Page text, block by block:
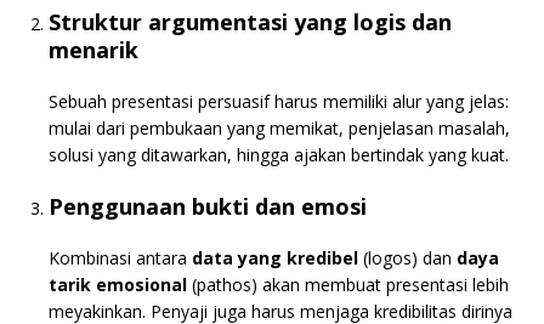
Struktur argumentasi yang logis dan
menarik
Sebuah presentasi persuasif harus memiliki alur yang jelas:
mulai dari pembukaan yang memikat, penjelasan masalah,
solusi yang ditawarkan, hingga ajakan bertindak yang kuat.
Penggunaan bukti dan emosi
Kombinasi antara data yang kredibel (logos) dan daya
tarik emosional (pathos) akan membuat presentasi lebih
meyakinkan. Penyaji juga harus menjaga kredibilitas dirinya